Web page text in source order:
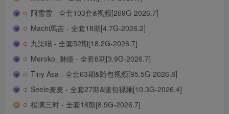
阿雪雪 - 全套103套&视频[269G-2026.7]
Machi馬吉 - 全套18期[4.7G-2026.2]
九柒喵 - 全套52期[18.2G-2026.7]
Meroko_魅瞳 - 全套8期[3.9G-2026.7]
Tiny Asa - 全套63期&随包视频[95.5G-2026.8]
Seele麦麦 - 全套27期&随包视频[10.3G-2026.4]
桜满三时 - 全套18期[8.9G-2026.7]